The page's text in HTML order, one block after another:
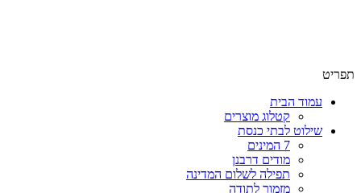
תפריט
עמוד הבית
קטלוג מוצרים
שילוט לבתי כנסת
7 המינים
מודים דרבנן
תפילה לשלום המדינה
מזמור לתודה